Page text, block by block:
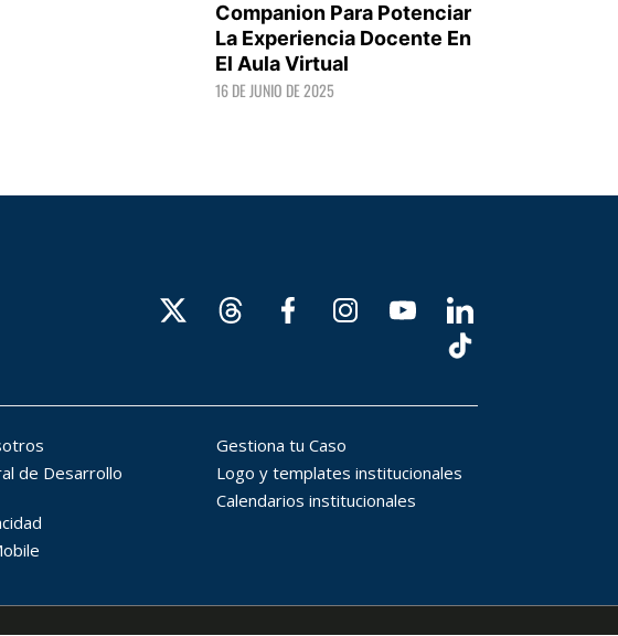
LEER +
Companion Para Potenciar
La Experiencia Docente En
El Aula Virtual
16 DE JUNIO DE 2025